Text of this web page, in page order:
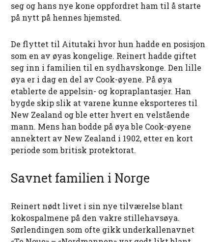
seg og hans nye kone oppfordret ham til å starte
på nytt på hennes hjemsted.
De flyttet til Aitutaki hvor hun hadde en posisjon
som en av øyas kongelige. Reinert hadde giftet
seg inn i familien til en sydhavskonge. Den lille
øya er i dag en del av Cook-øyene. På øya
etablerte de appelsin- og kopraplantasjer. Han
bygde skip slik at varene kunne eksporteres til
New Zealand og ble etter hvert en velstående
mann. Mens han bodde på øya ble Cook-øyene
annektert av New Zealand i 1902, etter en kort
periode som britisk protektorat.
Savnet familien i Norge
Reinert nødt livet i sin nye tilværelse blant
kokospalmene på den vakre stillehavsøya.
Sørlendingen som ofte gikk underkallenavnet